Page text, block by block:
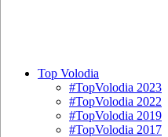
Top Volodia
#TopVolodia 2023
#TopVolodia 2022
#TopVolodia 2019
#TopVolodia 2017